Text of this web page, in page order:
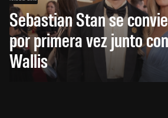
Sebastian Stan se
por primera vez junto
Wallis